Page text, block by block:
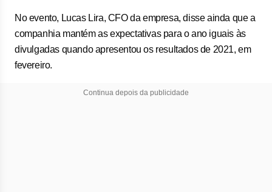
No evento, Lucas Lira, CFO da empresa, disse ainda que a
companhia mantém as expectativas para o ano iguais às
divulgadas quando apresentou os resultados de 2021, em
fevereiro.
Continua depois da publicidade